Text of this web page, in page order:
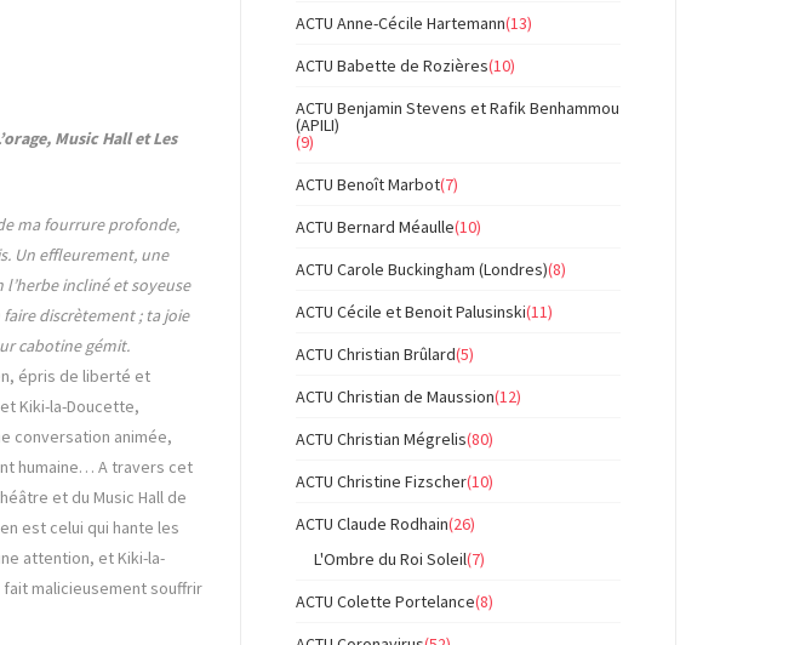
Music Hall et Les
ma fourrure profonde,
Un effleurement, une
l’herbe incliné et soyeuse
discrètement ; ta joie
cabotine gémit.
épris de liberté et
Kiki-la-Doucette,
conversation animée,
humaine… A travers cet
et du Music Hall de
est celui qui hante les
attention, et Kiki-la-
malicieusement souffrir
ACTU Anne-Cécile Hartemann(13)
ACTU Babette de Rozières(10)
ACTU Benjamin Stevens et Rafik Benhammou
(APILI)
(9)
ACTU Benoît Marbot(7)
ACTU Bernard Méaulle(10)
ACTU Carole Buckingham (Londres)(8)
ACTU Cécile et Benoit Palusinski(11)
ACTU Christian Brûlard(5)
ACTU Christian de Maussion(12)
ACTU Christian Mégrelis(80)
ACTU Christine Fizscher(10)
ACTU Claude Rodhain(26)
L'Ombre du Roi Soleil(7)
ACTU Colette Portelance(8)